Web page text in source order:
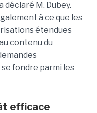
déclaré M. Dubey.
à ce que les
étendues
contenu du
fondre parmi les
efficace